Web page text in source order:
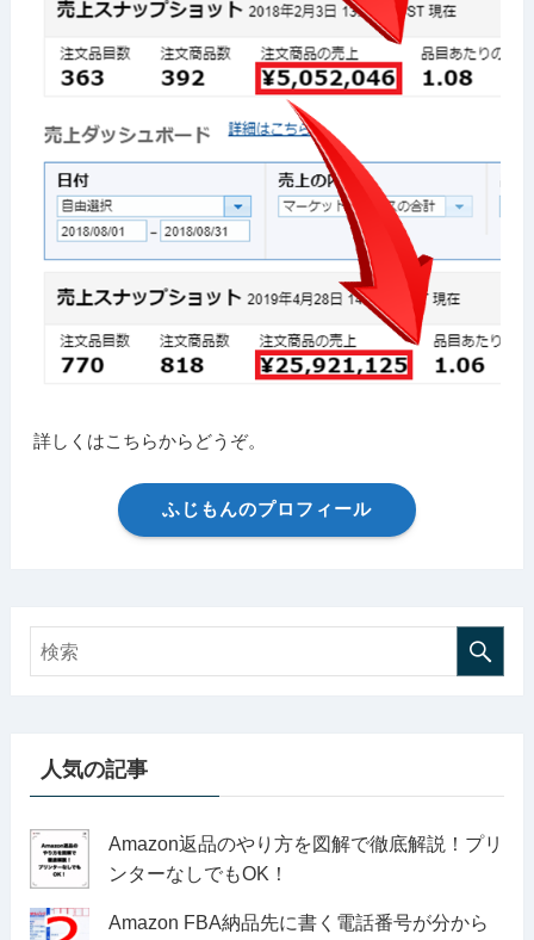
詳しくはこちらからどうぞ。
ふじもんのプロフィール
人気の記事
Amazon返品のやり方を図解で徹底解説！プリ
ンターなしでもOK！
Amazon FBA納品先に書く電話番号が分から